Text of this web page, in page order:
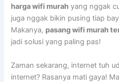
harga wifi murah yang nggak
juga nggak bikin pusing tiap
Makanya, pasang wifi murah
jadi solusi yang paling pas!
Zaman sekarang, internet tuh
internet? Rasanya mati gaya!